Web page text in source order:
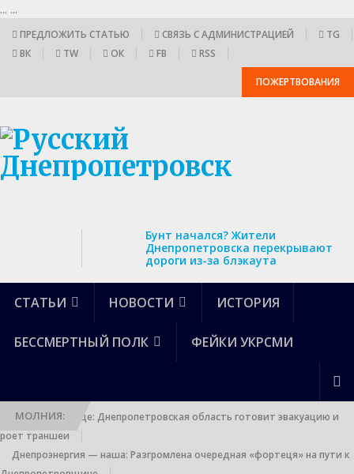
... ...
ПРЕДЛОЖИТЬ СТАТЬЮ СВЯЗЬ С АДМИНИСТРАЦИЕЙ
TG
ВК
TW ОК FB RSS
ПОЖЕРТВОВАНИЯ
Бунт начался? Жители
Днепропетровска перекрывают
дороги из-за блэкаута
СТАТЬИ НОВОСТИ ИСТОРИЯ
БЕССМЕРТНЫЙ ПОЛК ФЕЙКИ УКРСМИ
МОЛНИЯ:
Выход к границе: Днепропетровская область готовит эвакуацию и
роет траншеи
Днепроэнергия — наша: Разгромлена очередная «фортеця» на пути к